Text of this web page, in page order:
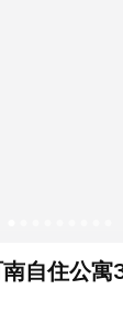
自住公寓